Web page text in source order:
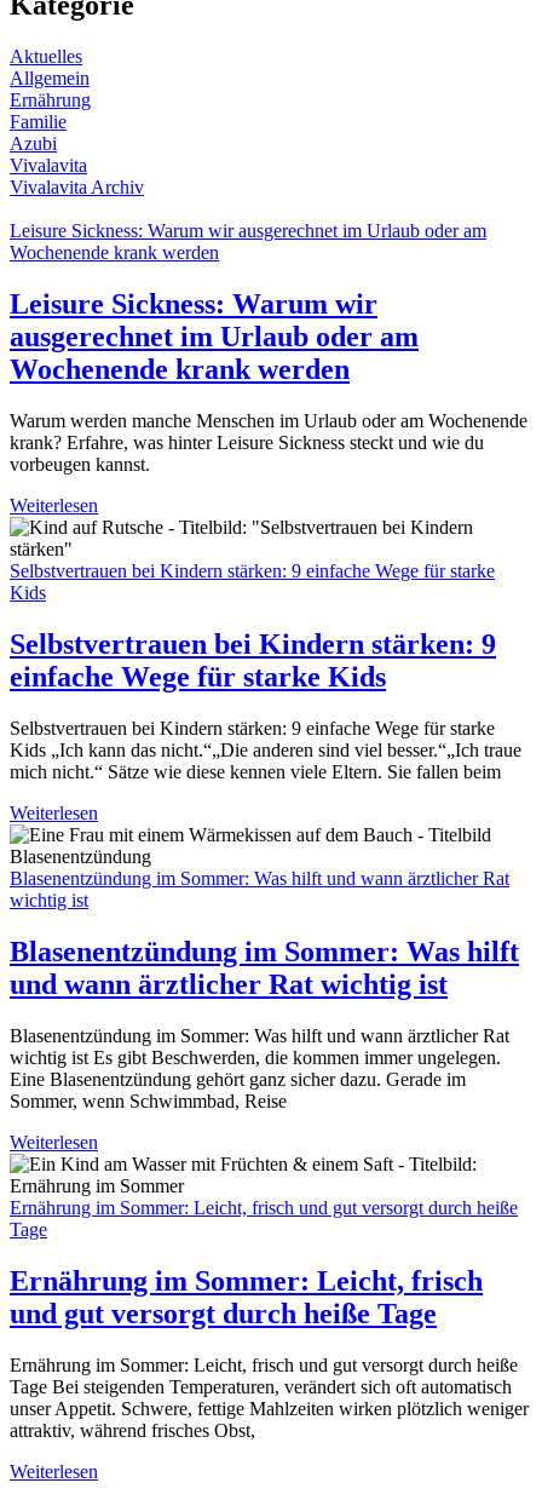
Aktuelles
Allgemein
Ernährung
Familie
Azubi
Vivalavita
Vivalavita Archiv
Leisure Sickness: Warum wir ausgerechnet im Urlaub oder am
Wochenende krank werden
Leisure Sickness: Warum wir
ausgerechnet im Urlaub oder am
Wochenende krank werden
Warum werden manche Menschen im Urlaub oder am Wochenende
krank? Erfahre, was hinter Leisure Sickness steckt und wie du
vorbeugen kannst.
Weiterlesen
Selbstvertrauen bei Kindern stärken: 9 einfache Wege für starke
Kids
Selbstvertrauen bei Kindern stärken: 9
einfache Wege für starke Kids
Selbstvertrauen bei Kindern stärken: 9 einfache Wege für starke
Kids „Ich kann das nicht.“„Die anderen sind viel besser.“„Ich traue
mich nicht.“ Sätze wie diese kennen viele Eltern. Sie fallen beim
Weiterlesen
Blasenentzündung im Sommer: Was hilft und wann ärztlicher Rat
wichtig ist
Blasenentzündung im Sommer: Was hilft
und wann ärztlicher Rat wichtig ist
Blasenentzündung im Sommer: Was hilft und wann ärztlicher Rat
wichtig ist Es gibt Beschwerden, die kommen immer ungelegen.
Eine Blasenentzündung gehört ganz sicher dazu. Gerade im
Sommer, wenn Schwimmbad, Reise
Weiterlesen
Ernährung im Sommer: Leicht, frisch und gut versorgt durch heiße
Tage
Ernährung im Sommer: Leicht, frisch
und gut versorgt durch heiße Tage
Ernährung im Sommer: Leicht, frisch und gut versorgt durch heiße
Tage Bei steigenden Temperaturen, verändert sich oft automatisch
unser Appetit. Schwere, fettige Mahlzeiten wirken plötzlich weniger
attraktiv, während frisches Obst,
Weiterlesen